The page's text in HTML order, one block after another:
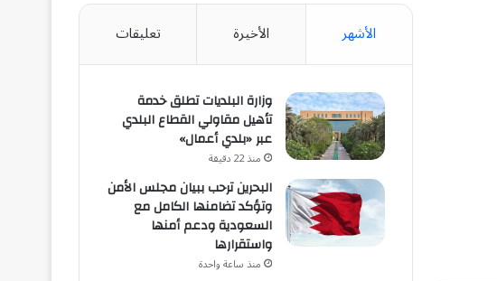
الأشهر الأخيرة تعليقات
وزارة البلديات تطلق خدمة
تأهيل مقاولي القطاع البلدي
عبر «بلدي أعمال»
منذ 22 دقيقة
البحرين ترحب ببيان مجلس الأمن
وتؤكد تضامنها الكامل مع
السعودية ودعم أمنها
واستقرارها
منذ ساعة واحدة